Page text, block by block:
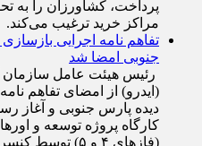
پرداخت، کشاورزان را به
مراکز خرید ترغیب می‌کند.
تفاهم نامه اجرایی
جنوبی امضا شد
رئیس هیئت عامل سازمان
(ایدرو) از امضای تفاهم
دیده پارس جنوبی و آغاز
کارگاه پروژه توسعه و
(فاز‌های ۴ و ۵)